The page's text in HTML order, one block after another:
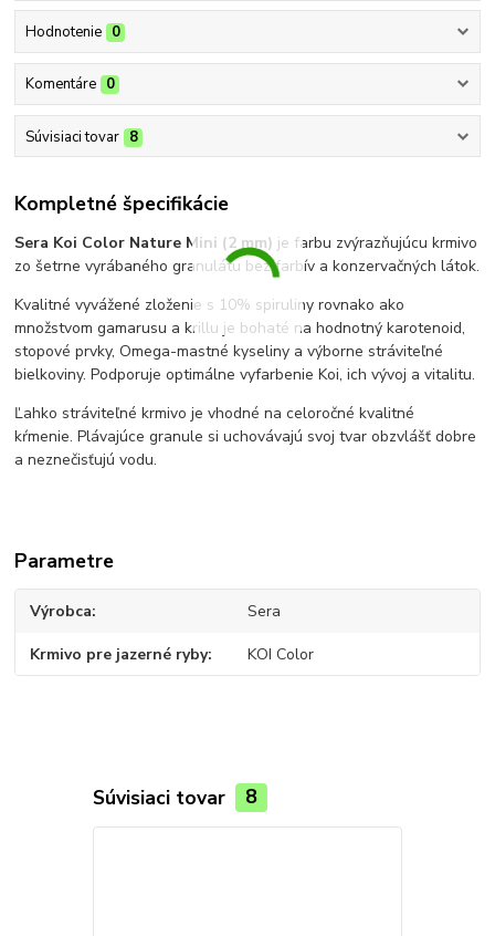
Hodnotenie 0
Komentáre 0
Súvisiaci tovar 8
Kompletné špecifikácie
Sera Koi Color Nature Mini (2 mm) je farbu zvýrazňujúcu krmivo
zo šetrne vyrábaného granulátu bez farbív a konzervačných látok.
Kvalitné vyvážené zloženie s 10% spiruliny rovnako ako
množstvom gamarusu a krillu je bohaté na hodnotný karotenoid,
stopové prvky, Omega-mastné kyseliny a výborne stráviteľné
bielkoviny. Podporuje optimálne vyfarbenie Koi, ich vývoj a vitalitu.
Ľahko stráviteľné krmivo je vhodné na celoročné kvalitné
kŕmenie. Plávajúce granule si uchovávajú svoj tvar obzvlášť dobre
a neznečisťujú vodu.
Parametre
Výrobca Sera
Krmivo pre jazerné ryby KOI Color
Súvisiaci tovar 8